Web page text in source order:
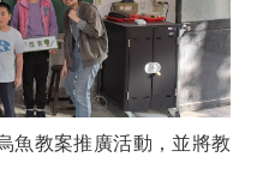
魚教案推廣活動，並將教